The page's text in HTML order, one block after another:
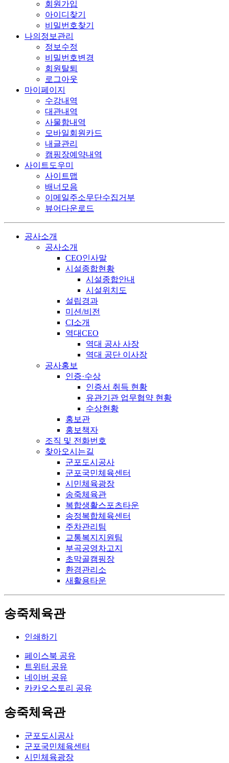
회원가입
아이디찾기
비밀번호찾기
나의정보관리
정보수정
비밀번호변경
회원탈퇴
로그아웃
마이페이지
수강내역
대관내역
사물함내역
모바일회원카드
내글관리
캠핑장예약내역
사이트도우미
사이트맵
배너모음
이메일주소무단수집거부
뷰어다운로드
공사소개
공사소개
CEO인사말
시설종합현황
시설종합안내
시설위치도
설립경과
미션/비전
CI소개
역대CEO
역대 공사 사장
역대 공단 이사장
공사홍보
인증·수상
인증서 취득 현황
유관기관 업무협약 현황
수상현황
홍보관
홍보책자
조직 및 전화번호
찾아오시는길
군포도시공사
군포국민체육센터
시민체육광장
송죽체육관
복합생활스포츠타운
송정복합체육센터
주차관리팀
교통복지지원팀
부곡공영차고지
초막골캠핑장
환경관리소
새활용타운
송죽체육관
인쇄하기
페이스북 공유
트위터 공유
네이버 공유
카카오스토리 공유
송죽체육관
군포도시공사
군포국민체육센터
시민체육광장